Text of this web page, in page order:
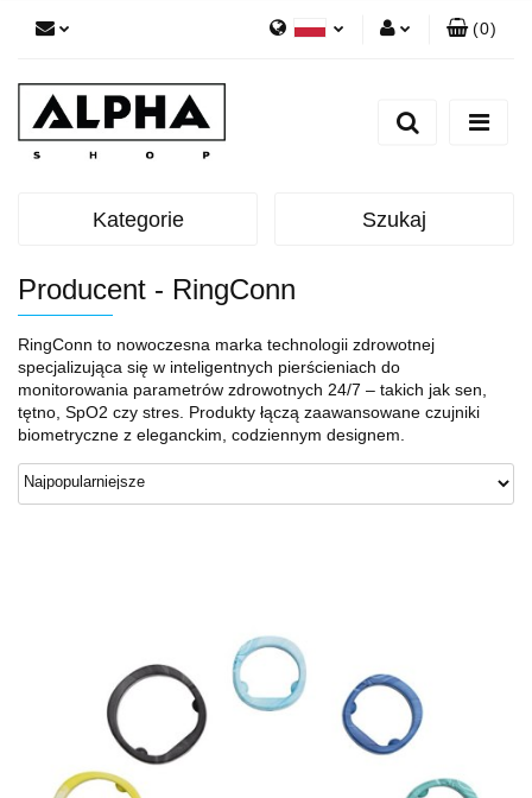
Zarejestruj się
(0)
Kategorie Szukaj
Producent - RingConn
RingConn to nowoczesna marka technologii zdrowotnej
specjalizująca się w inteligentnych pierścieniach do
monitorowania parametrów zdrowotnych 24/7 – takich jak sen,
tętno, SpO2 czy stres. Produkty łączą zaawansowane czujniki
biometryczne z eleganckim, codziennym designem.